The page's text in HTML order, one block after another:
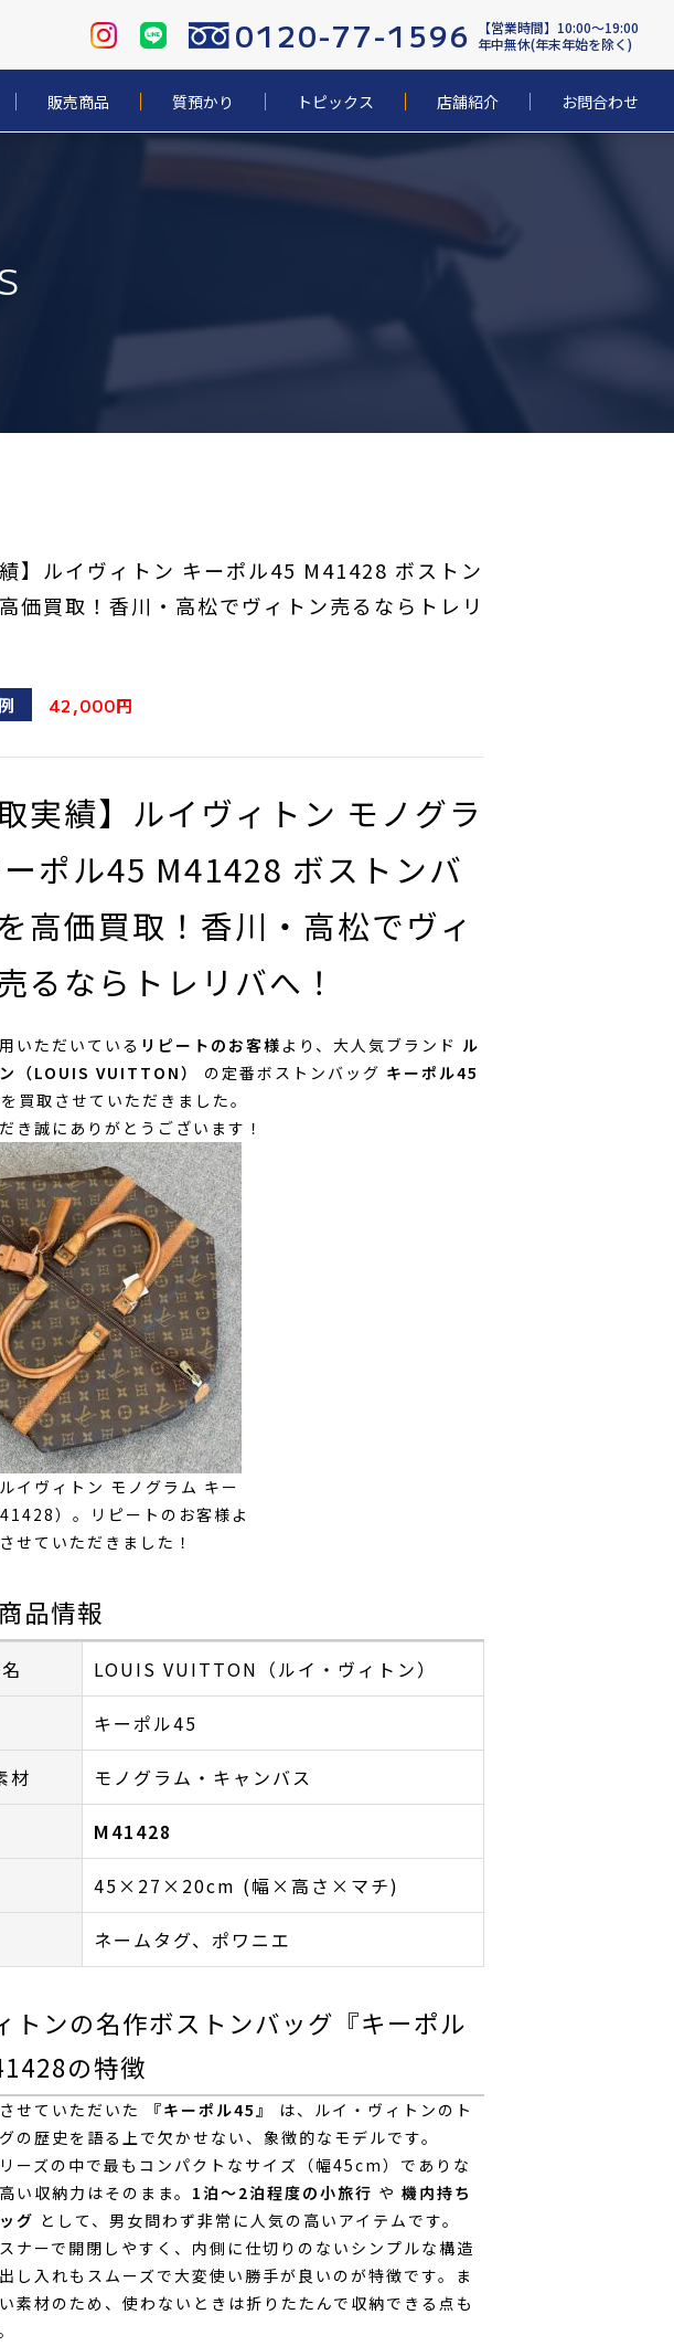
0120-77-1596
【営業時間】10:00〜19:00
年中無休(年末年始を除く)
販売商品 質預かり トピックス 店舗紹介 お問合わせ
績】ルイヴィトン キーポル45 M41428 ボストン
価買取！香川・高松でヴィトン売るならトレリ
42,000円
取実績】ルイヴィトン モノグラ
ポル45 M41428 ボストンバ
高価買取！香川・高松でヴィ
るならトレリバへ！
いただいている リピートのお客様 より、大人気ブランド ル
（LOUIS VUITTON）
の定番ボストンバッグ キーポル45
を買取させていただきました。
き誠にありがとうございます！
イヴィトン モノグラム キー
）。リピートのお客様よ
せていただきました！
品情報
LOUIS VUITTON（ルイ・ヴィトン）
キーポル45
材 モノグラム・キャンバス
M41428
45×27×20cm (幅×高さ×マチ)
ネームタグ、ポワニエ
トンの名作ボストンバッグ『キーポル
の特徴
せていただいた 『キーポル45』
は、ルイ・ヴィトンのト
の歴史を語る上で欠かせない、象徴的なモデルです。
ーズの中で最もコンパクトなサイズ（幅45cm）でありな
い収納力はそのまま。 1泊～2泊程度の小旅行 や 機内持ち
グ として、男女問わず非常に人気の高いアイテムです。
ナーで開閉しやすく、内側に仕切りのないシンプルな構造
し入れもスムーズで大変使い勝手が良いのが特徴です。ま
素材のため、使わないときは折りたたんで収納できる点も